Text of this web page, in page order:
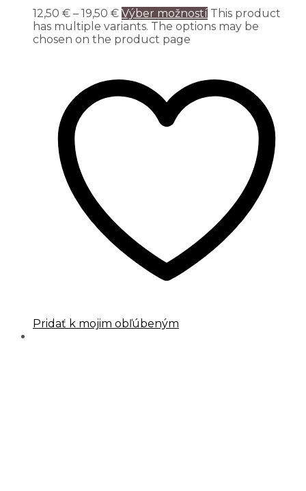
12,50 € – 19,50 € Výber možností This product
has multiple variants. The options may be
chosen on the product page
Pridať k mojim obľúbeným